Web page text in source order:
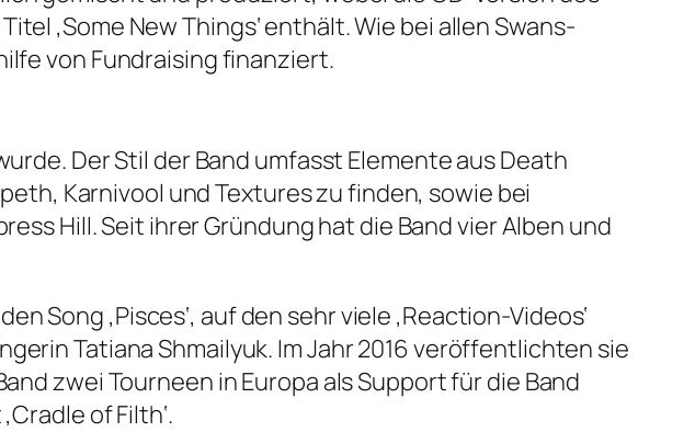
‚Some New Things‘ enthält. Wie bei allen Swans-
von Fundraising finanziert.
Der Stil der Band umfasst Elemente aus Death
Karnivool und Textures zu finden, sowie bei
Hill. Seit ihrer Gründung hat die Band vier Alben und
Song ‚Pisces‘, auf den sehr viele ‚Reaction-Videos‘
Tatiana Shmailyuk. Im Jahr 2016 veröffentlichten sie
zwei Tourneen in Europa als Support für die Band
of Filth‘.